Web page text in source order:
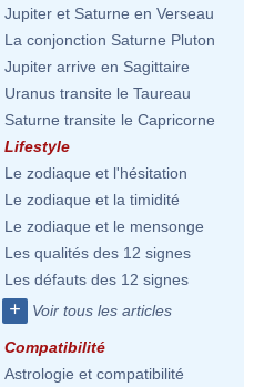
Jupiter et Saturne en Verseau
La conjonction Saturne Pluton
Jupiter arrive en Sagittaire
Uranus transite le Taureau
Saturne transite le Capricorne
Lifestyle
Le zodiaque et l'hésitation
Le zodiaque et la timidité
Le zodiaque et le mensonge
Les qualités des 12 signes
Les défauts des 12 signes
+ Voir tous les articles
Compatibilité
Astrologie et compatibilité